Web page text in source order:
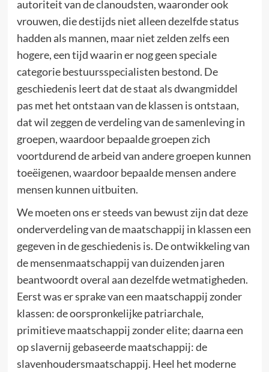
autoriteit van de clanoudsten, waaronder ook
vrouwen, die destijds niet alleen dezelfde status
hadden als mannen, maar niet zelden zelfs een
hogere, een tijd waarin er nog geen speciale
categorie bestuursspecialisten bestond. De
geschiedenis leert dat de staat als dwangmiddel
pas met het ontstaan van de klassen is ontstaan,
dat wil zeggen de verdeling van de samenleving in
groepen, waardoor bepaalde groepen zich
voortdurend de arbeid van andere groepen kunnen
toeëigenen, waardoor bepaalde mensen andere
mensen kunnen uitbuiten.
We moeten ons er steeds van bewust zijn dat deze
onderverdeling van de maatschappij in klassen een
gegeven in de geschiedenis is. De ontwikkeling van
de mensenmaatschappij van duizenden jaren
beantwoordt overal aan dezelfde wetmatigheden.
Eerst was er sprake van een maatschappij zonder
klassen: de oorspronkelijke patriarchale,
primitieve maatschappij zonder elite; daarna een
op slavernij gebaseerde maatschappij: de
slavenhoudersmaatschappij. Heel het moderne